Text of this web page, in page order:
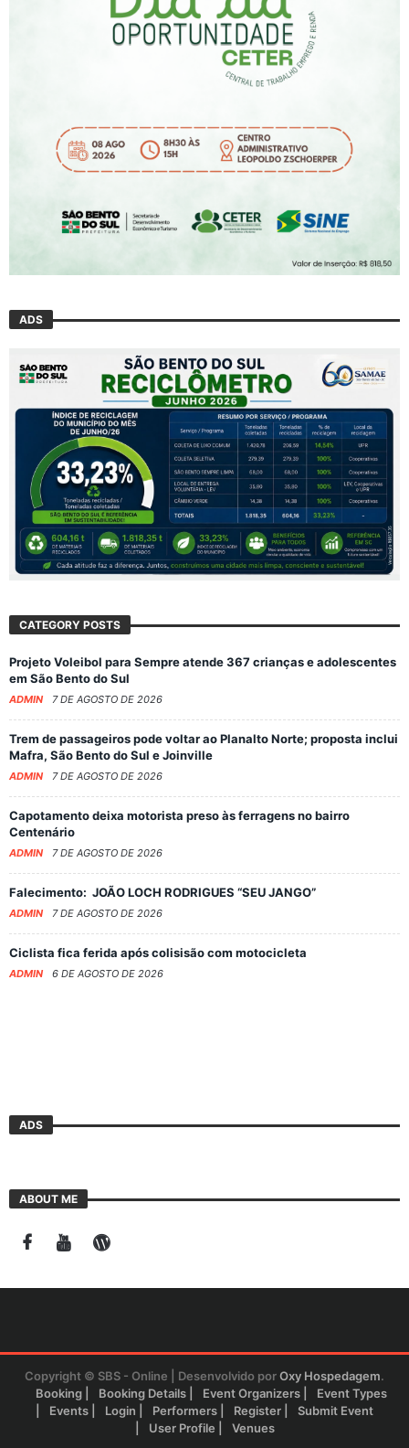
ADS
CATEGORY POSTS
Projeto Voleibol para Sempre atende 367 crianças e adolescentes
em São Bento do Sul
ADMIN 7 DE AGOSTO DE 2026
Trem de passageiros pode voltar ao Planalto Norte; proposta inclui
Mafra, São Bento do Sul e Joinville
ADMIN 7 DE AGOSTO DE 2026
Capotamento deixa motorista preso às ferragens no bairro
Centenário
ADMIN 7 DE AGOSTO DE 2026
Falecimento: JOÃO LOCH RODRIGUES “SEU JANGO”
ADMIN 7 DE AGOSTO DE 2026
Ciclista fica ferida após colisisão com motocicleta
ADMIN 6 DE AGOSTO DE 2026
ADS
ABOUT ME
Copyright © SBS - Online | Desenvolvido porOxy Hospedagem.
Booking
Booking Details Event Organizers
Event Types
Events
Login Performers Register
Submit Event
User Profile
Venues